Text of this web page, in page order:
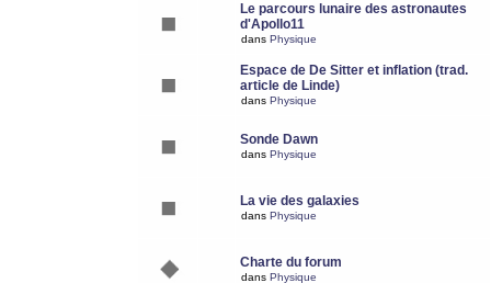
Le parcours lunaire des astronautes
d'Apollo11
dans Physique
Espace de De Sitter et inflation (trad.
article de Linde)
dans Physique
Sonde Dawn
dans Physique
La vie des galaxies
dans Physique
Charte du forum
dans Physique